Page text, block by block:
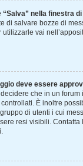
“Salva” nella finestra
di salvare bozze di
utilizzarle vai
deve essere
decidere che in un
È inoltre
di utenti i cui
resi visibili. Contatta